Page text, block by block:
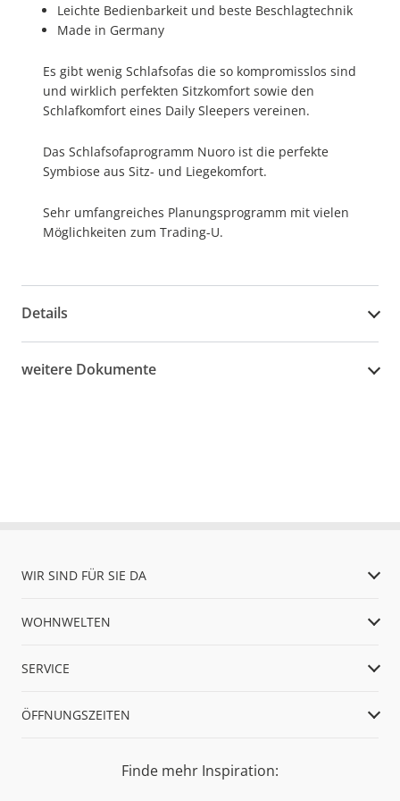
Leichte Bedienbarkeit und beste Beschlagtechnik
Made in Germany
Es gibt wenig Schlafsofas die so kompromisslos sind
und wirklich perfekten Sitzkomfort sowie den
Schlafkomfort eines Daily Sleepers vereinen.
Das Schlafsofaprogramm Nuoro ist die perfekte
Symbiose aus Sitz- und Liegekomfort.
Sehr umfangreiches Planungsprogramm mit vielen
Möglichkeiten zum Trading-U.
Details
weitere Dokumente
WIR SIND FÜR SIE DA
WOHNWELTEN
SERVICE
ÖFFNUNGSZEITEN
Finde mehr Inspiration: